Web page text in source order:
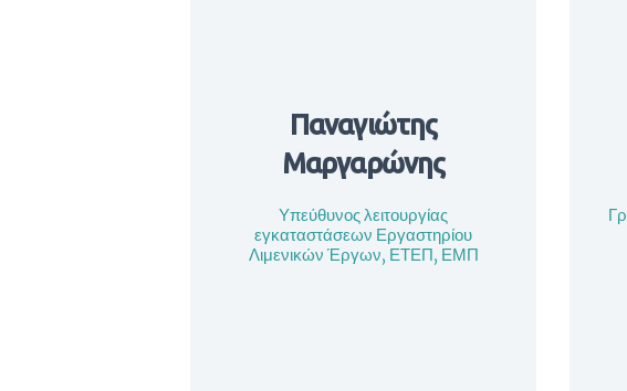
Παναγιώτης
Μαργαρώνης
Υπεύθυνος λειτουργίας
εγκαταστάσεων Εργαστηρίου
Λιμενικών Έργων, ΕΤΕΠ, ΕΜΠ